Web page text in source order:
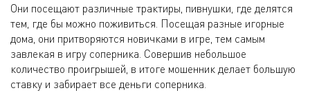
Они посещают различные трактиры, пивнушки, где делятся
тем, где бы можно поживиться. Посещая разные игорные
дома, они притворяются новичками в игре, тем самым
завлекая в игру соперника. Совершив небольшое
количество проигрышей, в итоге мошенник делает большую
ставку и забирает все деньги соперника.